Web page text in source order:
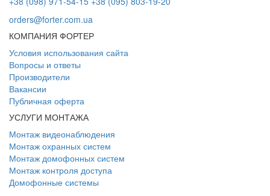
orders@forter.com.ua
КОМПАНИЯ ФОРТЕР
Условия использования сайта
Вопросы и ответы
Производители
Вакансии
Публичная оферта
УСЛУГИ МОНТАЖА
Монтаж видеонаблюдения
Монтаж охранных систем
Монтаж домофонных систем
Монтаж контроля доступа
Домофонные системы